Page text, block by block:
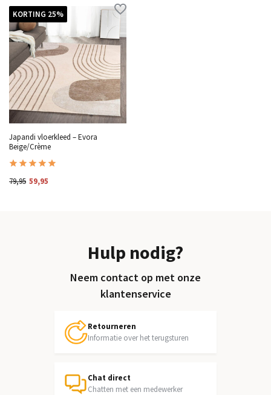
KORTING 25%
Japandi vloerkleed – Evora
Beige/Crème
79,95 59,95
Hulp nodig?
Neem contact op met onze
klantenservice
Retourneren
Informatie over het terugsturen
Chat direct
Chatten met een medewerker